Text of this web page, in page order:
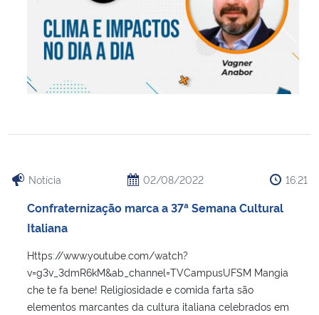
Notícia 02/08/2022 16:21
Confraternização marca a 37ª Semana Cultural
Italiana
Https://www.youtube.com/watch?
v=g3v_3dmR6kM&ab_channel=TVCampusUFSM Mangia
che te fa bene! Religiosidade e comida farta são
elementos marcantes da cultura italiana celebrados em